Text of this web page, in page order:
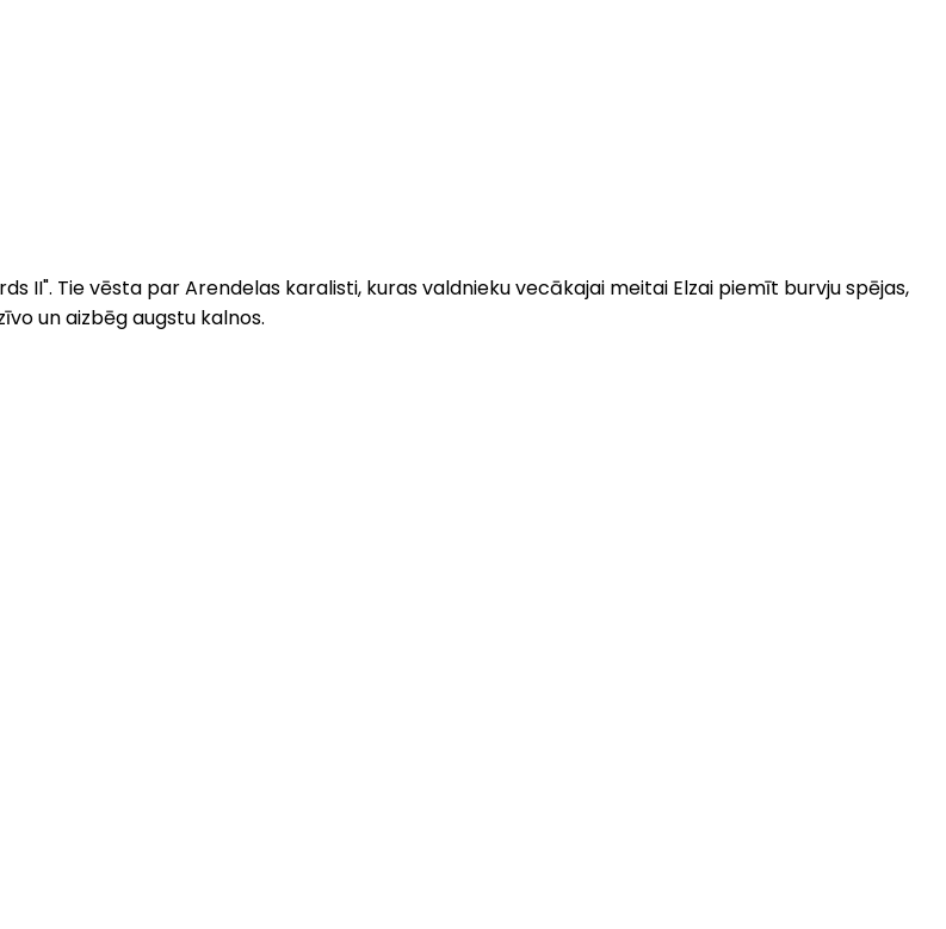
II". Tie vēsta par Arendelas karalisti, kuras valdnieku vecākajai meitai Elzai piemīt burvju spējas,
un aizbēg augstu kalnos.